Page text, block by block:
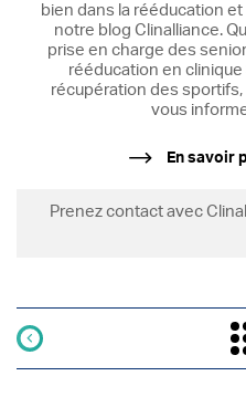
bien dans la rééducation
notre blog Clinalliance.
prise en charge des
rééducation en clinique
récupération des
vous
En savoir
Prenez contact avec